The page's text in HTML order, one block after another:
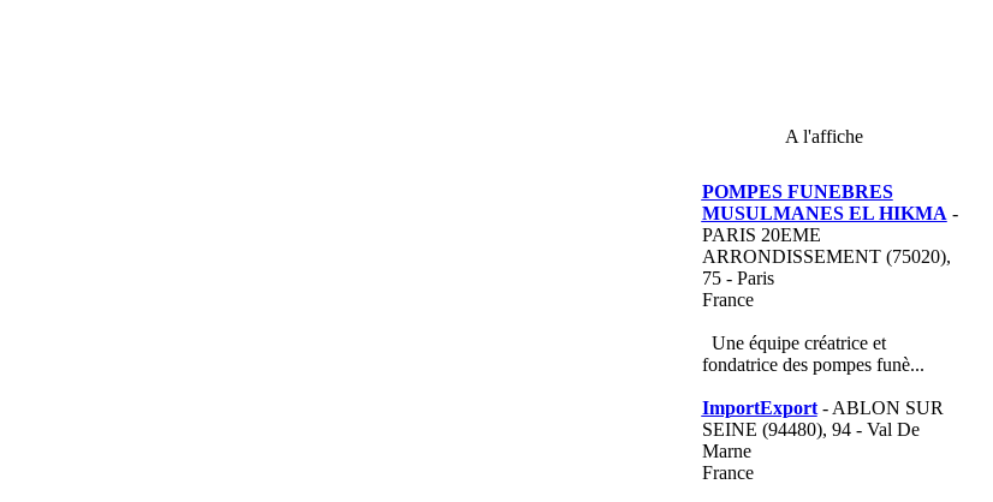
A l'affiche
POMPES FUNEBRES
MUSULMANES EL HIKMA -
PARIS 20EME
ARRONDISSEMENT (75020),
75 - Paris
France
Une équipe créatrice et
fondatrice des pompes funè...
ImportExport- ABLON SUR
SEINE (94480), 94 - Val De
Marne
France